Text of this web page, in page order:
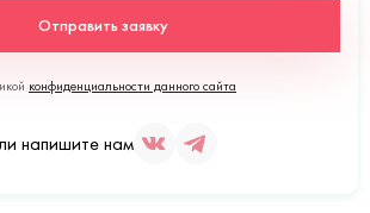
Отправить заявку
конфиденциальности данного сайта
напишите нам